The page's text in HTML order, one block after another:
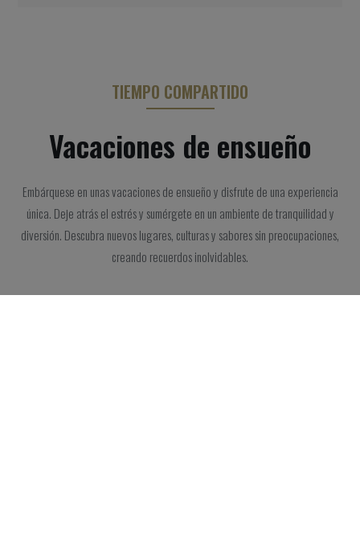
TIEMPO COMPARTIDO
Vacaciones de ensueño
Embárquese en unas vacaciones de ensueño y disfrute de una experiencia
única. Deje atrás el estrés y sumérgete en un ambiente de tranquilidad y
diversión. Descubra nuevos lugares, culturas y sabores sin preocupaciones,
creando recuerdos inolvidables.